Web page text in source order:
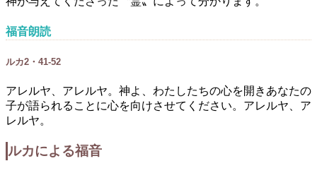
福音朗読
ルカ2・41-52
アレルヤ、アレルヤ。神よ、わたしたちの心を開きあなたの
子が語られることに心を向けさせてください。アレルヤ、ア
レルヤ。
ルカによる福音